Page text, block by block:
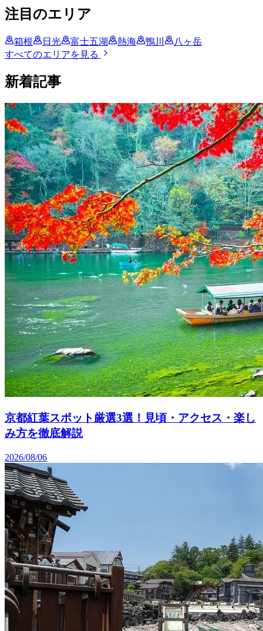
注目のエリア
箱根 日光 富士五湖 熱海 鴨川
八ヶ岳
すべてのエリアを見る
新着記事
京都紅葉スポット厳選3選！見頃・アクセス・楽し
み方を徹底解説
2026/08/06